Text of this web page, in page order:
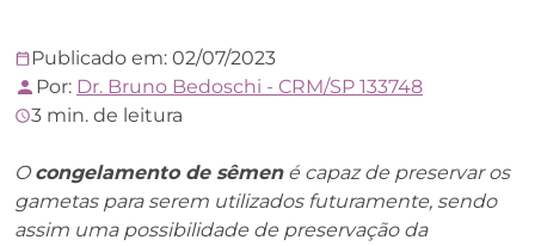
Publicado em: 02/07/2023
Por: Dr. Bruno Bedoschi - CRM/SP 133748
3 min. de leitura
Ocongelamento de sêmené capaz de preservar os
gametas para serem utilizados futuramente, sendo
assim uma possibilidade de preservação da